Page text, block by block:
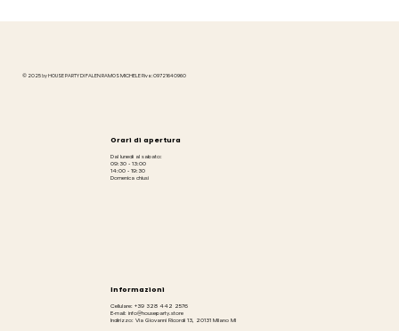
© 2025 by HOUSE PARTY DI FALEN RAMOS MICHELE P.iva: 09721640960
Orari di apertura
Dal lunedì al sabato:
09:30 - 13:00
14:00 - 19:30
Domenica chiusi
Informazioni
Cellulare: +39 328 442 2576
E-mail: info@houseparty.store
Indirizzo: Via Giovanni Ricordi 13, 20131 Milano MI